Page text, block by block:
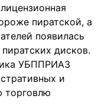
пиратской, а
появилась
дисков.
УБППРИАЗ
и
торговлю